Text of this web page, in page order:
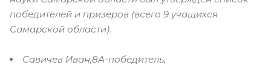
победителей и призеров (всего 9 учащихся
Самарской области).
Савичев Иван,8А-победитель,